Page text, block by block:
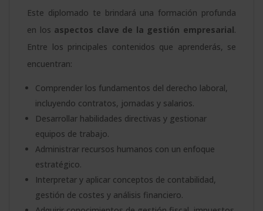
Este diplomado te brindará una formación profunda
en los aspectos clave de la gestión empresarial.
Entre los principales contenidos que aprenderás, se
encuentran:
Comprender los fundamentos del derecho laboral,
incluyendo contratos, jornadas y salarios.
Desarrollar habilidades directivas y gestionar
equipos de trabajo.
Administrar recursos humanos con un enfoque
estratégico.
Interpretar y aplicar conceptos de contabilidad,
gestión de costes y análisis financiero.